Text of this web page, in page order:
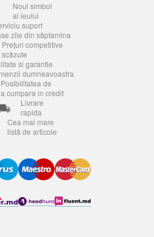
Noul simbol
al leului
suport
zile din săptamina
Prețuri competitive
scăzute
si garantie
dumneavoastra
Posibilitatea de
a cumpara in credit
Livrare
rapida
Cea mai mare
listă de articole